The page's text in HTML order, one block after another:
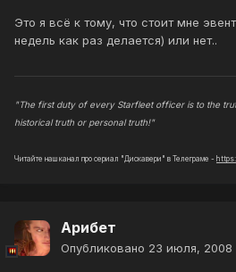
Это я всё к тому, что стоит мне
недель как раз делается) или нет..
"The first duty of every Starfleet officer is to the
historical truth or personal truth!"
Читайте наш канал про сериал "Дискавери" в Телеграме -
Арибет
Опубликовано 23 июля, 2008